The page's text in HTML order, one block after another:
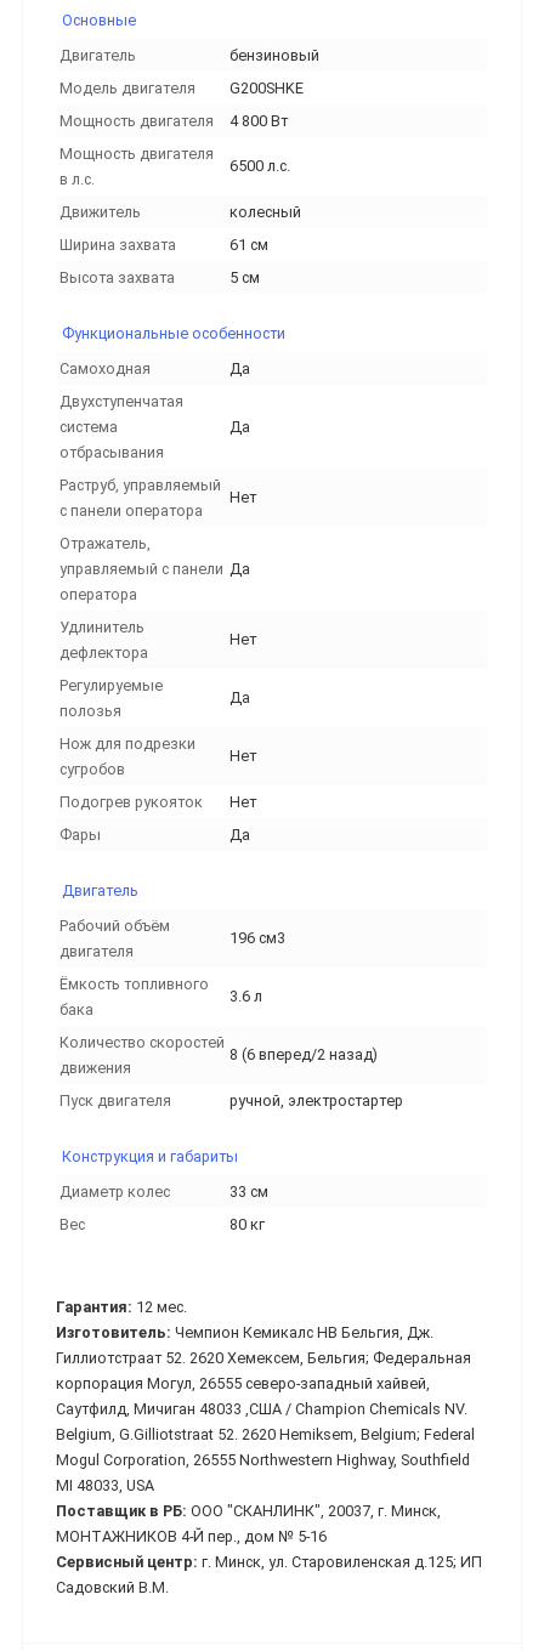
Основные
Двигатель
бензиновый
Модель двигателя
G200SHKE
Мощность двигателя
4 800 Вт
Мощность двигателя
в л.с.
6500 л.с.
Движитель
колесный
Ширина захвата
61 см
Высота захвата
5 см
Функциональные особенности
Самоходная
Да
Двухступенчатая
система
отбрасывания
Да
Раструб, управляемый
с панели оператора
Нет
Отражатель,
управляемый с панели
оператора
Да
Удлинитель
дефлектора
Нет
Регулируемые
полозья
Да
Нож для подрезки
сугробов
Нет
Подогрев рукояток
Нет
Фары
Да
Двигатель
Рабочий объём
двигателя
196 см3
Ёмкость топливного
бака
3.6 л
Количество скоростей
движения
8 (6 вперед/2 назад)
Пуск двигателя ручной, электростартер
Конструкция и габариты
Диаметр колес
33 см
Вес
80 кг
Гарантия: 12 мес.
Изготовитель: Чемпион Кемикалс НВ Бельгия, Дж.
Гиллиотстраат 52. 2620 Хемексем, Бельгия; Федеральная
корпорация Могул, 26555 северо-западный хайвей,
Саутфилд, Мичиган 48033 ,США / Champion Chemicals NV.
Belgium, G.Gilliotstraat 52. 2620 Hemiksem, Belgium; Federal
Mogul Corporation, 26555 Northwestern Highway, Southfield
MI 48033, USA
Поставщик в РБ: ООО "СКАНЛИНК", 20037, г. Минск,
МОНТАЖНИКОВ 4-Й пер., дом № 5-16
Сервисный центр: г. Минск, ул. Старовиленская д.125; ИП
Садовский В.М.